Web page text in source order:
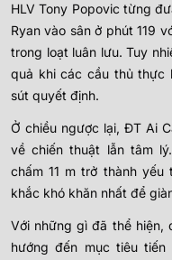
HLV Tony Popovic từng
Ryan vào sân ở phút 119
trong loạt luân lưu. Tuy
quả khi các cầu thủ thực
sút quyết định.
Ở chiều ngược lại, ĐT Ai
về chiến thuật lẫn tâm
chấm 11 m trở thành
khắc khó khăn nhất để
Với những gì đã thể hiện,
hướng đến mục tiêu